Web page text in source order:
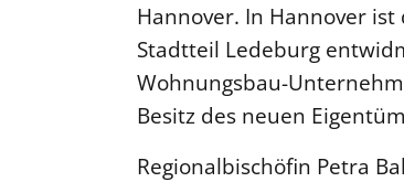
Hannover. In Hannover
Stadtteil Ledeburg
Wohnungsbau-
Besitz des neuen
Regionalbischöfin Petra